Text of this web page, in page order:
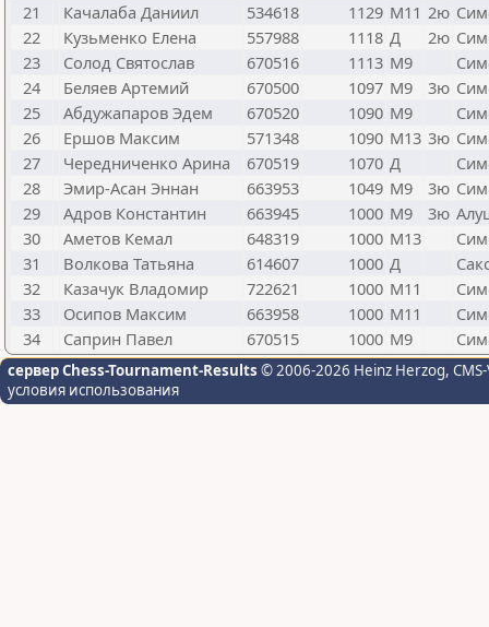
21
Качалаба Даниил 534618 1129 М11 2ю
22
Кузьменко Елена 557988 1118 Д 2ю
23
Солод Святослав 670516 1113 М9
24
Беляев Артемий 670500 1097 М9 3ю
25
Абдужапаров Эдем 670520 1090 М9
26
Ершов Максим 571348 1090 М13 3ю
27
Чередниченко Арина 670519 1070 Д
28
Эмир-Асан Эннан 663953 1049 М9 3ю
29
Адров Константин 663945 1000 М9 3ю
30
Аметов Кемал 648319 1000 М13
31
Волкова Татьяна 614607 1000 Д
32
Казачук Владомир 722621 1000 М11
33
Осипов Максим 663958 1000 М11
34
Саприн Павел 670515 1000 М9
сервер Chess-Tournament-Results © 2006-2026 Heinz Herzog,
условия использования